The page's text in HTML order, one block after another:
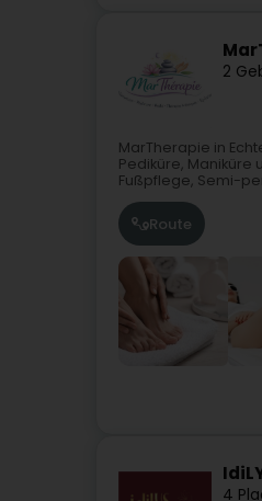
2
MarTherapie in
Pediküre, Maniküre
Fußpflege, Semi-
Route
4